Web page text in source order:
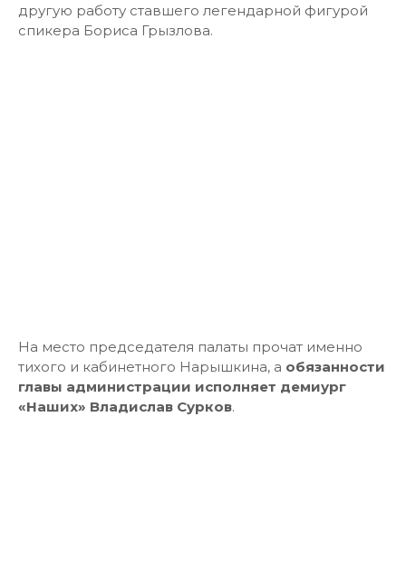
другую работу ставшего легендарной фигурой
спикера Бориса Грызлова.
На место председателя палаты прочат именно
тихого и кабинетного Нарышкина, а обязанности
главы администрации исполняет демиург
«Наших» Владислав Сурков.